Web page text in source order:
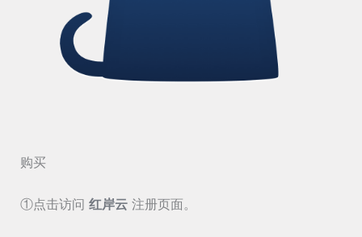
购买
①点击访问红岸云 注册页面。